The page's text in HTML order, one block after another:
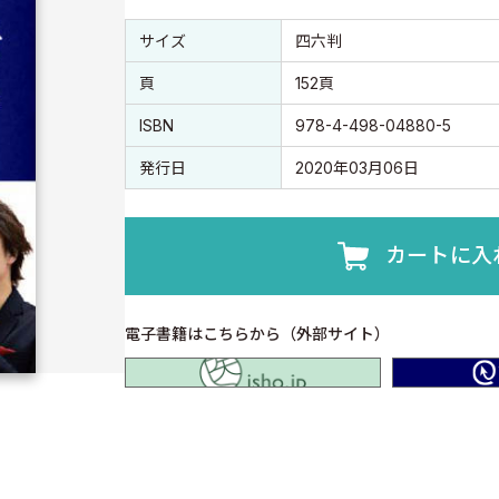
書誌情報
書誌情報
サイズ 四六判
頁 152頁
ISBN 978-4-498-04880-5
発行日 2020年03月06日
カートに入
電子書籍はこちらから（外部サイト）